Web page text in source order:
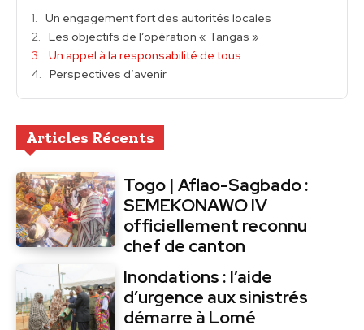
Un engagement fort des autorités locales
Les objectifs de l’opération « Tangas »
Un appel à la responsabilité de tous
Perspectives d’avenir
Articles Récents
Togo | Aflao-Sagbado :
SEMEKONAWO IV
officiellement reconnu
chef de canton
Inondations : l’aide
d’urgence aux sinistrés
démarre à Lomé